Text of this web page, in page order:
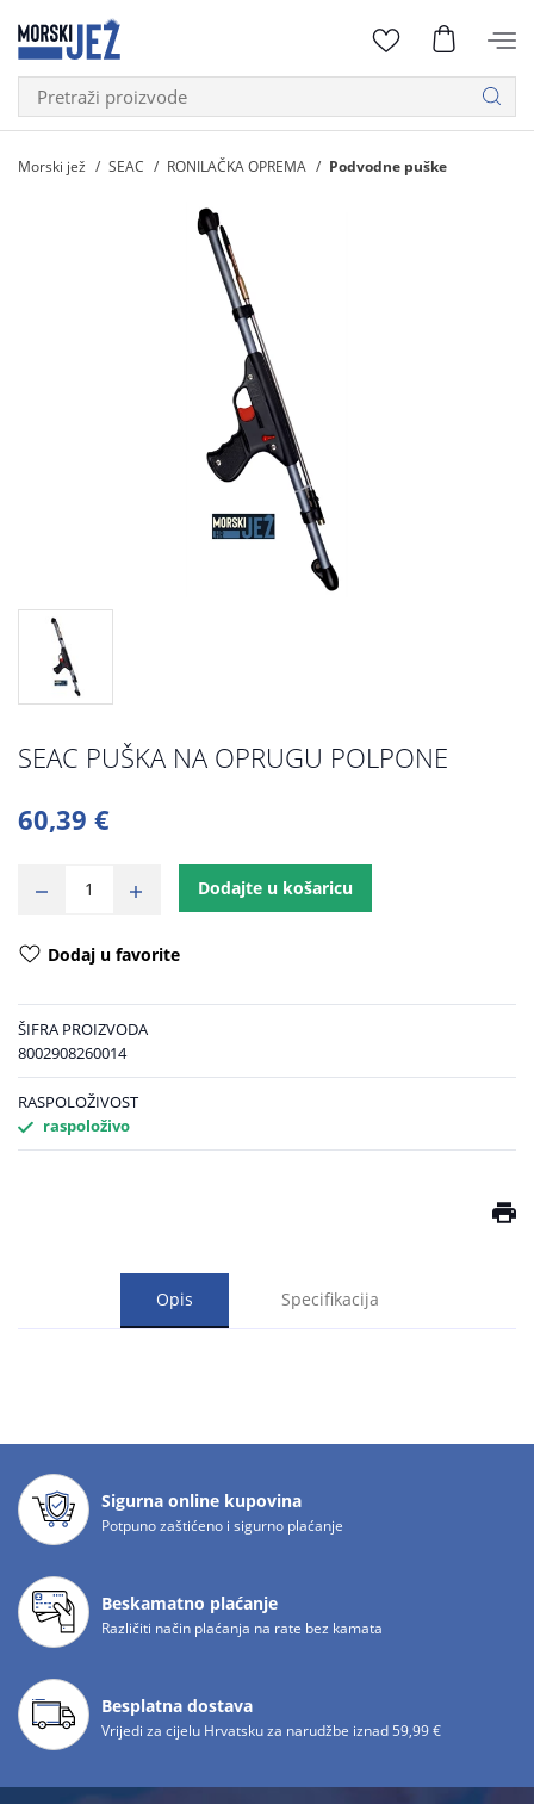
Morski jež SEAC RONILAČKA OPREMA Podvodne puške
SEAC PUŠKA NA OPRUGU POLPONE
60,39 €
Dodajte u košaricu
Dodaj u favorite
ŠIFRA PROIZVODA
8002908260014
RASPOLOŽIVOST
raspoloživo
Opis Specifikacija
Sigurna online kupovina
Potpuno zaštićeno i sigurno plaćanje
Beskamatno plaćanje
Različiti način plaćanja na rate bez kamata
Besplatna dostava
Vrijedi za cijelu Hrvatsku za narudžbe iznad 59,99 €